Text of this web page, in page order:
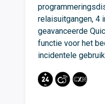
relaisuitgangen, 4
geavanceerde
functie voor het
incidentele